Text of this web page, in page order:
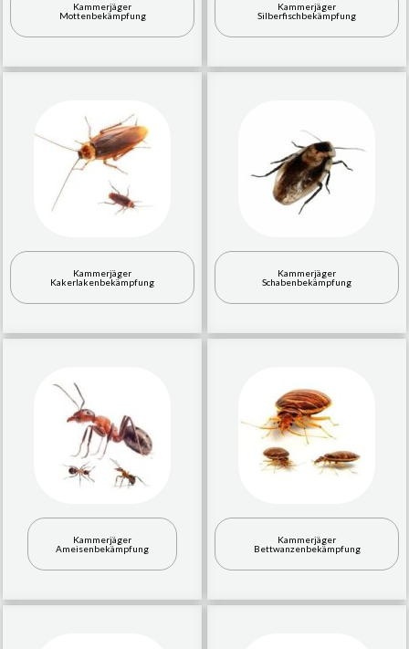
Kammerjäger
Mottenbekämpfung
Kammerjäger
Silberfischbekämpfung
Kammerjäger
Kakerlakenbekämpfung
Kammerjäger
Schabenbekämpfung
Kammerjäger
Ameisenbekämpfung
Kammerjäger
Bettwanzenbekämpfung